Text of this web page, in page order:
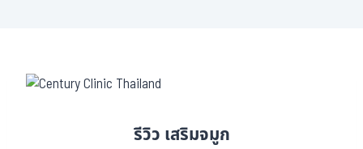
รีวิว เสริมจมูก